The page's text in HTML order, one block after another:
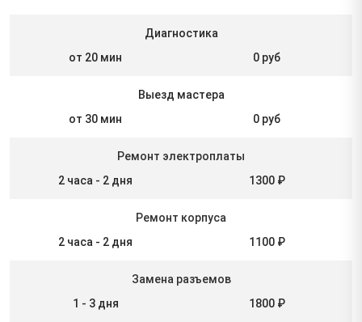
Диагностика
от 20 мин
0 руб
Выезд мастера
от 30 мин
0 руб
Ремонт электроплаты
2 часа - 2 дня
1300 ₽
Ремонт корпуса
2 часа - 2 дня
1100 ₽
Замена разъемов
1 - 3 дня
1800 ₽